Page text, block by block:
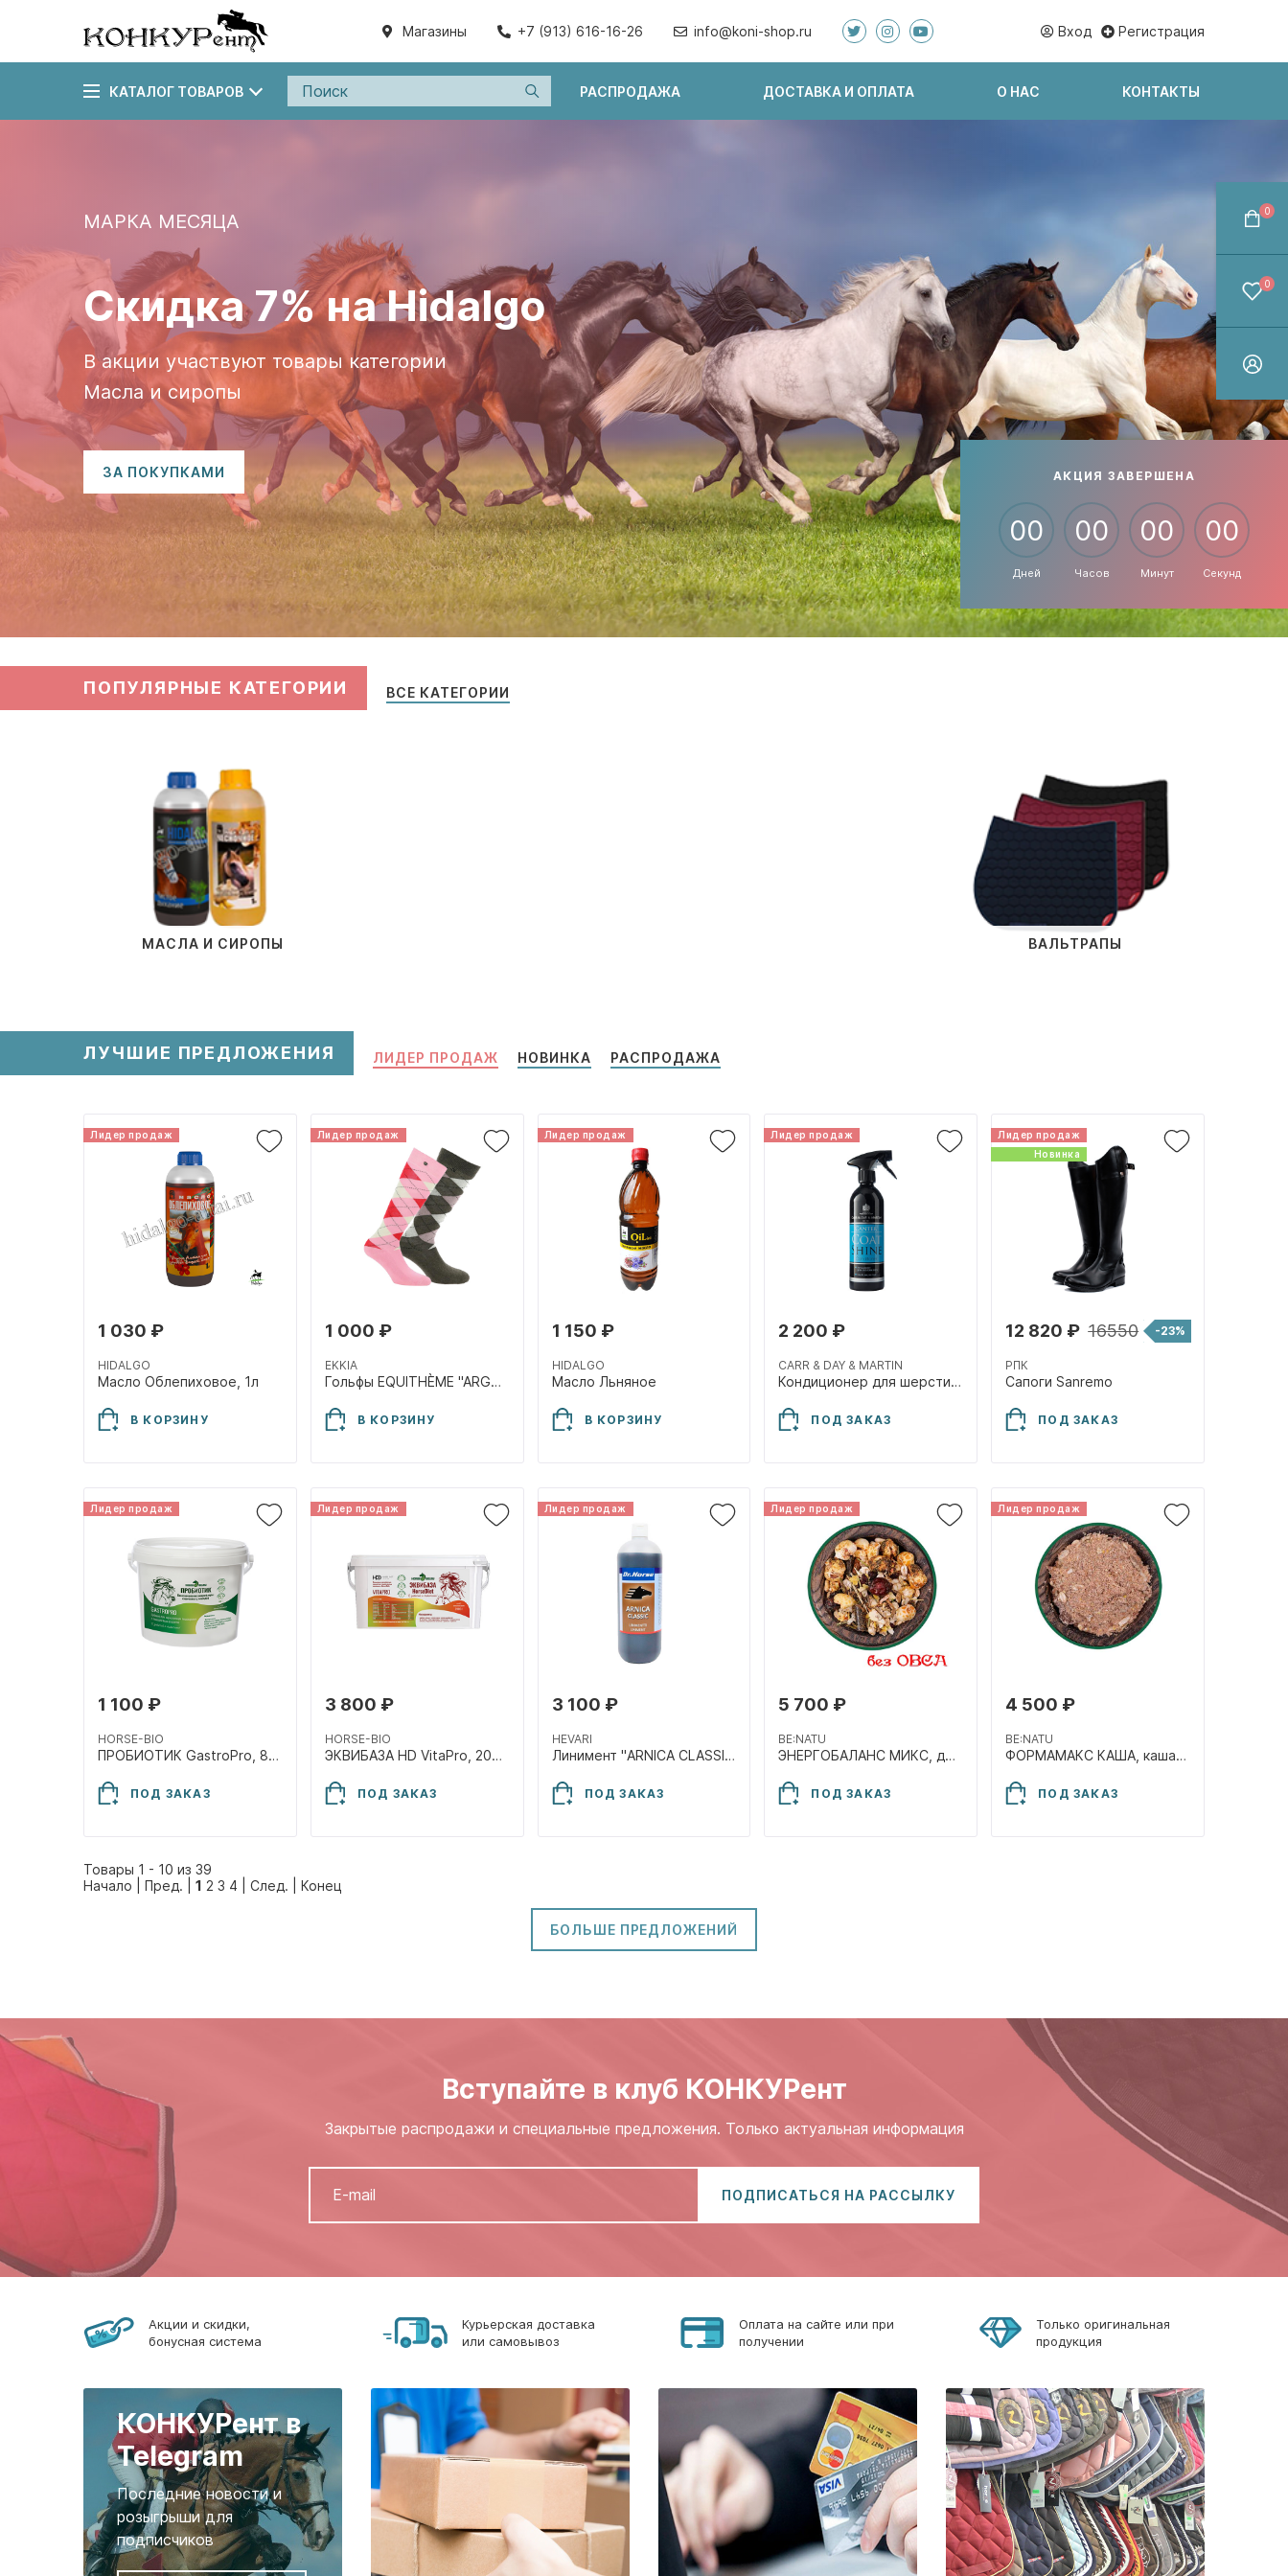
Магазины +7 (913) 616-16-26 info@koni-shop.ru Вход Регистрация
КАТАЛОГ ТОВАРОВ РАСПРОДАЖА ДОСТАВКА И ОПЛАТА О НАС КОНТАКТЫ
МАРКА МЕСЯЦА
Cкидка 7% на Hidalgo
В акции участвуют товары категории
Масла и сиропы
ЗА ПОКУПКАМИ АКЦИЯ ЗАВЕРШЕНА
00
Дней
00
Часов
00
Минут
00
Секунд
ПОПУЛЯРНЫЕ КАТЕГОРИИ ВСЕ КАТЕГОРИИ
МАСЛА И СИРОПЫ ВАЛЬТРАПЫ
ЛУЧШИЕ ПРЕДЛОЖЕНИЯ ЛИДЕР ПРОДАЖ НОВИНКА РАСПРОДАЖА
Лидер продаж
1 030 ₽
HIDALGO
Масло Облепиховое, 1л
В КОРЗИНУ
Лидер продаж
1 000 ₽
EKKIA
Гольфы EQUITHÈME "ARGYLE" 98639
В КОРЗИНУ
Лидер продаж
1 150 ₽
HIDALGO
Масло Льняное
В КОРЗИНУ
Лидер продаж
2 200 ₽
CARR & DAY & MARTIN
Кондиционер для шерсти "Coat Shine", 500мл
ПОД ЗАКАЗ
Лидер продаж
Новинка
12 820 ₽ 16550 -23%
РПК
Сапоги Sanremo
ПОД ЗАКАЗ
Лидер продаж
1 100 ₽
HORSE-BIO
ПРОБИОТИК GastroPro, 800г
ПОД ЗАКАЗ
Лидер продаж
3 800 ₽
HORSE-BIO
ЭКВИБАЗА HD VitaPro, 2000г
ПОД ЗАКАЗ
Лидер продаж
3 100 ₽
HEVARI
Линимент "ARNICA CLASSIC", согревающий 40109, 1000мл
ПОД ЗАКАЗ
Лидер продаж
5 700 ₽
BE:NATU
ЭНЕРГОБАЛАНС МИКС, для лошадей в тренинге, 20кг
ПОД ЗАКАЗ
Лидер продаж
4 500 ₽
BE:NATU
ФОРМАМАКС КАША, каша для набора кондиций, 20кг
ПОД ЗАКАЗ
Товары 1 - 10 из 39
Начало | Пред. | 1 2 3 4 След. Конец
БОЛЬШЕ ПРЕДЛОЖЕНИЙ
Вступайте в клуб КОНКУРент
Закрытые распродажи и специальные предложения. Только актуальная информация
ПОДПИСАТЬСЯ НА РАССЫЛКУ
Акции и скидки,
бонусная система
Курьерская доставка
или самовывоз
Оплата на сайте или при
получении
Только оригинальная
продукция
КОНКУРент в
Telegram
Последние новости и
розыгрыши для
подписчиков
0
0